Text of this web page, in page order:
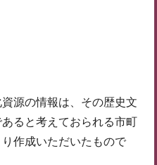
源の情報は、その歴史文
ると考えておられる市町
作成いただいたもので